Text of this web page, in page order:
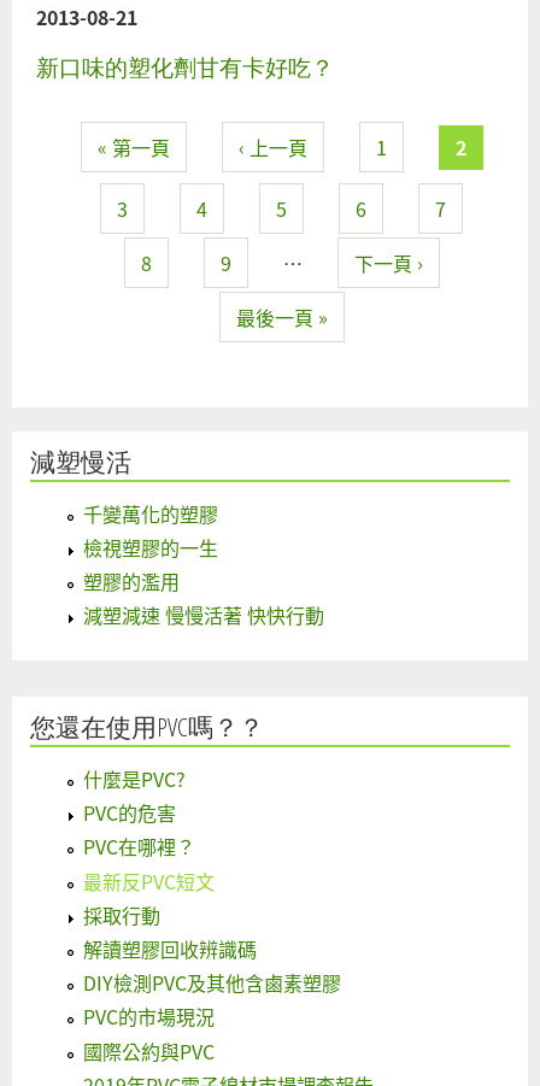
2013-08-21
新口味的塑化劑甘有卡好吃？
頁面« 第一頁 ‹ 上一頁 1 2
3 4 5 6
7
8
9 …
下一頁 ›
最後一頁 »
減塑慢活
千變萬化的塑膠
檢視塑膠的一生
塑膠的濫用
減塑減速 慢慢活著 快快行動
您還在使用PVC嗎？？
什麼是PVC?
PVC的危害
PVC在哪裡？
最新反PVC短文
採取行動
解讀塑膠回收辨識碼
DIY檢測PVC及其他含鹵素塑膠
PVC的市場現況
國際公約與PVC